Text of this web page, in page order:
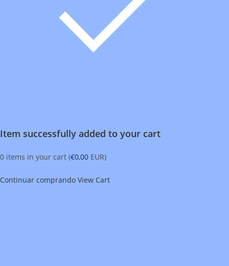
Item successfully added to your cart
0 items in your cart (€0,00 EUR)
Continuar comprando View Cart